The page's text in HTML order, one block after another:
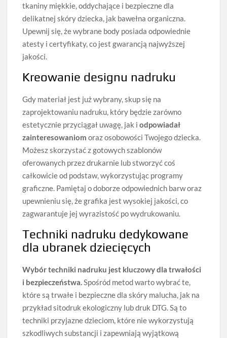
tkaniny miękkie, oddychające i bezpieczne dla
delikatnej skóry dziecka, jak bawełna organiczna.
Upewnij się, że wybrane body posiada odpowiednie
atesty i certyfikaty, co jest gwarancją najwyższej
jakości.
Kreowanie designu nadruku
Gdy materiał jest już wybrany, skup się na
zaprojektowaniu nadruku, który będzie zarówno
estetycznie przyciągał uwagę, jak iodpowiadał
zainteresowaniom oraz osobowości Twojego dziecka.
Możesz skorzystać z gotowych szablonów
oferowanych przez drukarnie lub stworzyć coś
całkowicie od podstaw, wykorzystując programy
graficzne. Pamiętaj o doborze odpowiednich barw oraz
upewnieniu się, że grafika jest wysokiej jakości, co
zagwarantuje jej wyrazistość po wydrukowaniu.
Techniki nadruku dedykowane
dla ubranek dziecięcych
Wybór techniki nadruku jest kluczowy dla trwałości
i bezpieczeństwa.Spośród metod warto wybrać te,
które są trwałe i bezpieczne dla skóry malucha, jak na
przykład sitodruk ekologiczny lub druk DTG. Są to
techniki przyjazne dzieciom, które nie wykorzystują
szkodliwych substancji i zapewniają wyjątkową